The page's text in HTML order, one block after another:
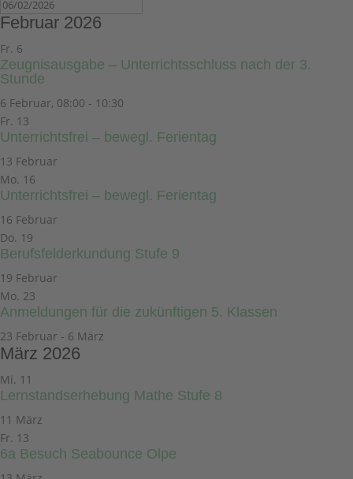
Februar 2026
Fr. 6
Zeugnisausgabe – Unterrichtsschluss nach der 3.
Stunde
6 Februar, 08:00 - 10:30
Fr. 13
Unterrichtsfrei – bewegl. Ferientag
13 Februar
Mo. 16
Unterrichtsfrei – bewegl. Ferientag
16 Februar
Do. 19
Berufsfelderkundung Stufe 9
19 Februar
Mo. 23
Anmeldungen für die zukünftigen 5. Klassen
23 Februar - 6 März
März 2026
Mi. 11
Lernstandserhebung Mathe Stufe 8
11 März
Fr. 13
6a Besuch Seabounce Olpe